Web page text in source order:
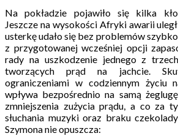
Na pokładzie pojawiło się kilka
Jeszcze na wysokości Afryki awarii
usterkę udało się bez problemów
z przygotowanej wcześniej opcji
rady na uszkodzenie jednego z
tworzących prąd na jachcie.
ograniczeniami w codziennym życiu
wpływa bezpośrednio na samą
zmniejszenia zużycia prądu, a co za
słuchania muzyki oraz braku
Szymona nie opuszcza: